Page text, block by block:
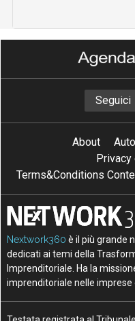
Seguici
About
Terms&Conditions
Nextwork360 è il più grande
dedicati ai temi della
Imprenditoriale. Ha la
imprenditoriale nelle